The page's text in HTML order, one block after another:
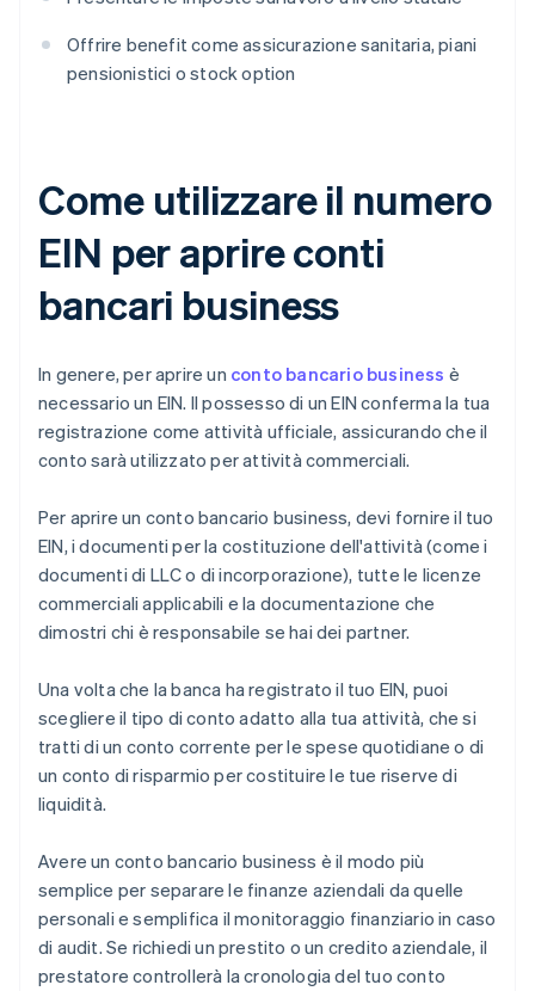
Offrire benefit come assicurazione sanitaria, piani
pensionistici o stock option
Come utilizzare il numero
EIN per aprire conti
bancari business
In genere, per aprire un conto bancario business è
necessario un EIN. Il possesso di un EIN conferma la tua
registrazione come attività ufficiale, assicurando che il
conto sarà utilizzato per attività commerciali.
Per aprire un conto bancario business, devi fornire il tuo
EIN, i documenti per la costituzione dell'attività (come i
documenti di LLC o di incorporazione), tutte le licenze
commerciali applicabili e la documentazione che
dimostri chi è responsabile se hai dei partner.
Una volta che la banca ha registrato il tuo EIN, puoi
scegliere il tipo di conto adatto alla tua attività, che si
tratti di un conto corrente per le spese quotidiane o di
un conto di risparmio per costituire le tue riserve di
liquidità.
Avere un conto bancario business è il modo più
semplice per separare le finanze aziendali da quelle
personali e semplifica il monitoraggio finanziario in caso
di audit. Se richiedi un prestito o un credito aziendale, il
prestatore controllerà la cronologia del tuo conto